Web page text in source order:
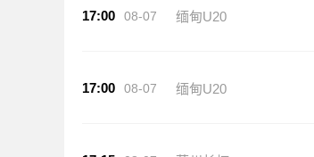
17:00 08-07 缅甸U20
17:00 08-07 缅甸U20
菲州长杯